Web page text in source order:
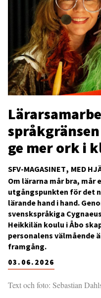
SFV-MAGASINET MED
ge mer ork i
03.06.2026
Om lärarna mår bra, mår
utgångspunkten för det
lärande hand i hand.
svenskspråkiga
Heikkilän koulu i Åbo
personalens välmående
framgång.
Text och foto: Sebastian